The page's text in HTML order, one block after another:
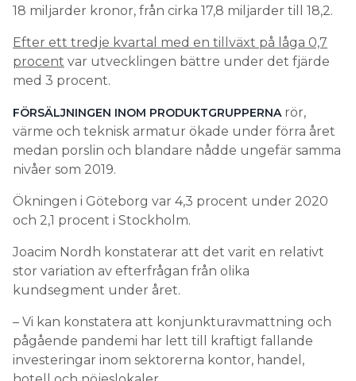
18 miljarder kronor, från cirka 17,8 miljarder till 18,2.
Efter ett tredje kvartal med en tillväxt på låga 0,7
procent var utvecklingen bättre under det fjärde
med 3 procent.
FÖRSÄLJNINGEN INOM PRODUKTGRUPPERNArör,
värme och teknisk armatur ökade under förra året
medan porslin och blandare nådde ungefär samma
nivåer som 2019.
Ökningen i Göteborg var 4,3 procent under 2020
och 2,1 procent i Stockholm.
Joacim Nordh konstaterar att det varit en relativt
stor variation av efterfrågan från olika
kundsegment under året.
– Vi kan konstatera att konjunkturavmattning och
pågående pandemi har lett till kraftigt fallande
investeringar inom sektorerna kontor, handel,